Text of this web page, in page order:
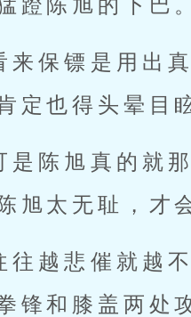
蹬陈旭的下巴。
来保镖是用出
定也得头晕目
是陈旭真的就
旭太无耻，才
往越悲催就越
锋和膝盖两处